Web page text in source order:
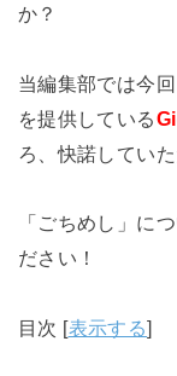
か？
当編集部では今
を提供している
ろ、快諾していた
「ごちめし」に
ださい！
目次 [表示する]